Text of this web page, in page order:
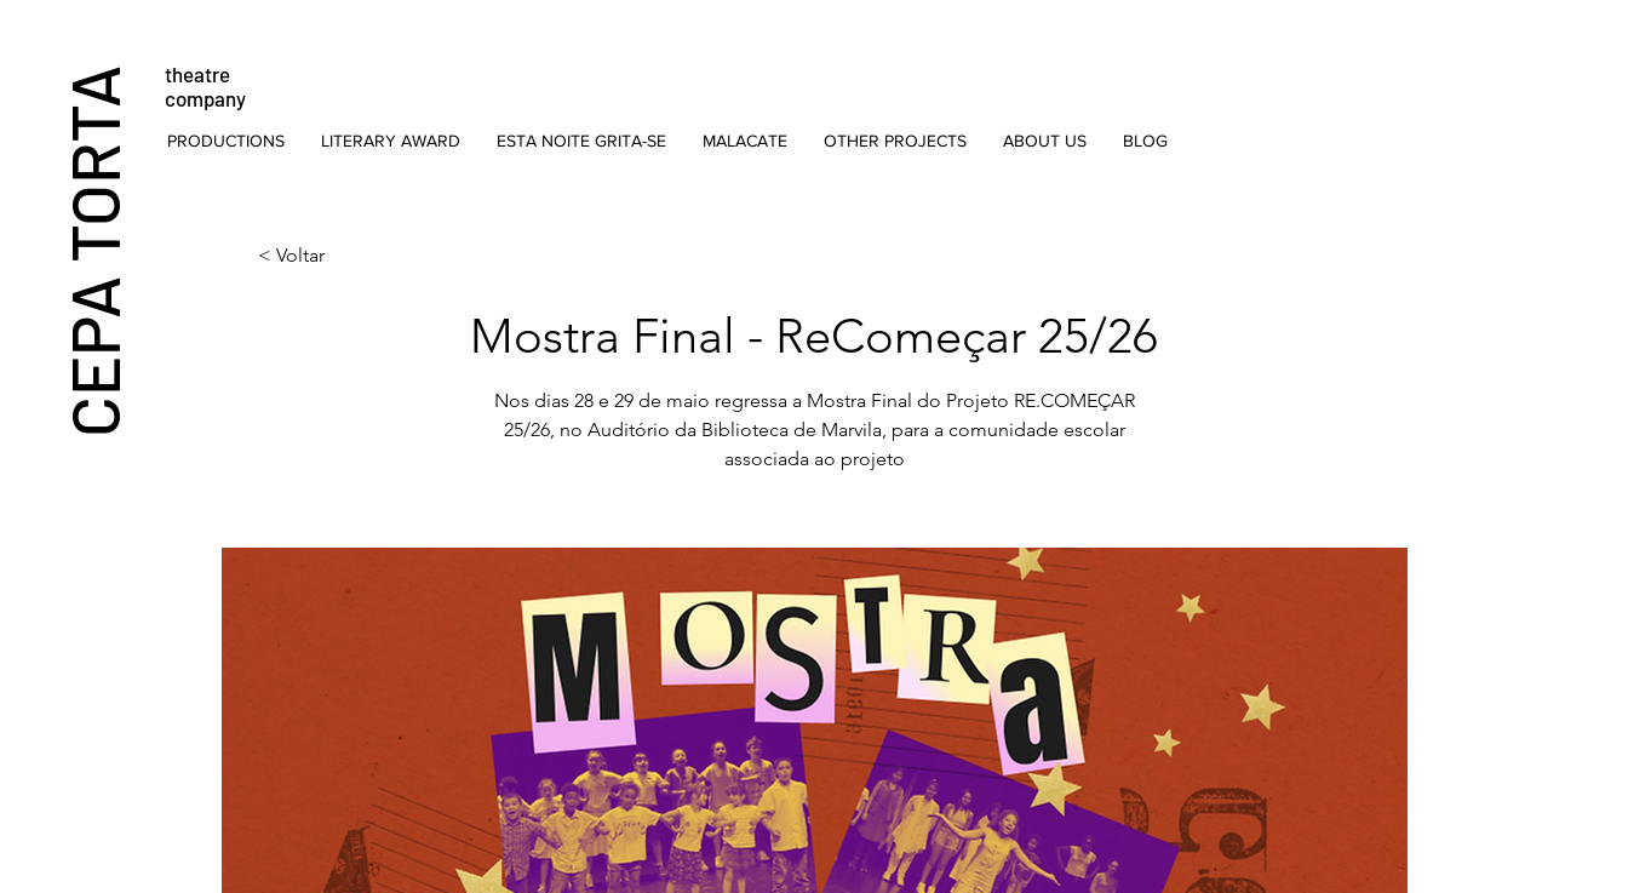
CEPA TORTA
theatre
company
PRODUCTIONS LITERARY AWARD ESTA NOITE GRITA-SE MALACATE OTHER PROJECTS ABOUT US BLOG
Mostra Final - ReComeçar 25/26
Nos dias 28 e 29 de maio regressa a Mostra Final do Projeto RE.COMEÇAR
25/26, no Auditório da Biblioteca de Marvila, para a comunidade escolar
associada ao projeto
< Voltar